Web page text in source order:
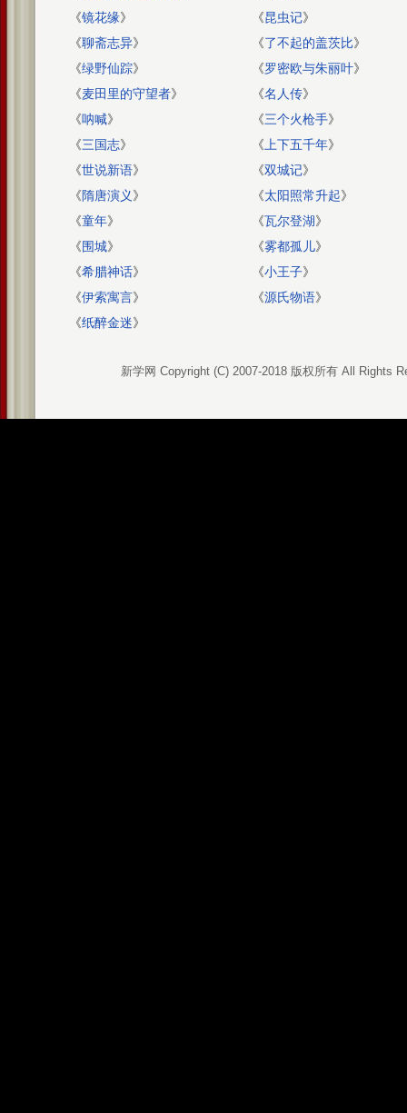
《镜花缘》 《昆虫记》
《聊斋志异》 《了不起的盖茨比》
《绿野仙踪》 《罗密欧与朱丽叶》
《麦田里的守望者》 《名人传》
《呐喊》 《三个火枪手》
《三国志》 《 上下五千年》
《世说新语》 《双城记》
《隋唐演义》 《太阳照常升起》
《童年》 《瓦尔登湖》
《围城》 《雾都孤儿》
《希腊神话》 《小王子》
《伊索寓言》 《源氏物语》
《纸醉金迷》
新学网 Copyright (C) 2007-2018 版权所有 All Rights